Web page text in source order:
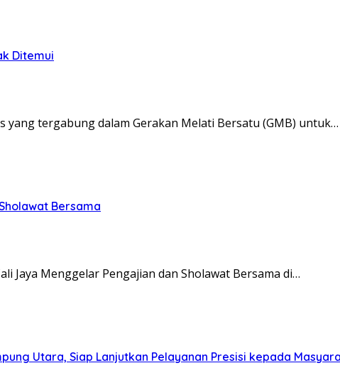
Ditemui
yang tergabung dalam Gerakan Melati Bersatu (GMB) untuk…
Bersama
Jaya Menggelar Pengajian dan Sholawat Bersama di…
Utara, Siap Lanjutkan Pelayanan Presisi kepada